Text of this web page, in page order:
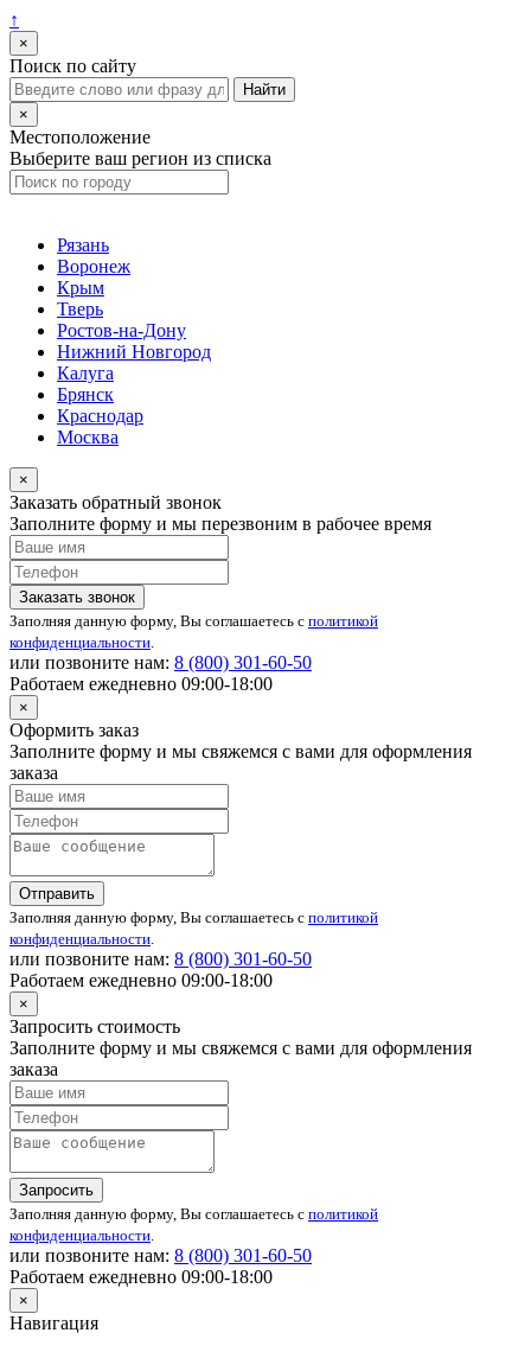
↑
×
Поиск по сайту
×
Местоположение
Выберите ваш регион из списка
Рязань
Воронеж
Крым
Тверь
Ростов-на-Дону
Нижний Новгород
Калуга
Брянск
Краснодар
Москва
×
Заказать обратный звонок
Заполните форму и мы перезвоним в рабочее время
Заказать звонок
Заполняя данную форму, Вы соглашаетесь с политикой
конфиденциальности.
или позвоните нам: 8 (800) 301-60-50
Работаем ежедневно 09:00-18:00
×
Оформить заказ
Заполните форму и мы свяжемся с вами для оформления
заказа
Отправить
Заполняя данную форму, Вы соглашаетесь с политикой
конфиденциальности.
или позвоните нам: 8 (800) 301-60-50
Работаем ежедневно 09:00-18:00
×
Запросить стоимость
Заполните форму и мы свяжемся с вами для оформления
заказа
Запросить
Заполняя данную форму, Вы соглашаетесь с политикой
конфиденциальности.
или позвоните нам: 8 (800) 301-60-50
Работаем ежедневно 09:00-18:00
×
Навигация